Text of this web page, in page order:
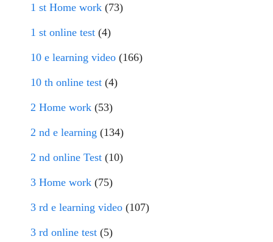
1 st Home work (73)
1 st online test (4)
10 e learning video (166)
10 th online test (4)
2 Home work (53)
2 nd e learning (134)
2 nd online Test (10)
3 Home work (75)
3 rd e learning video (107)
3 rd online test (5)